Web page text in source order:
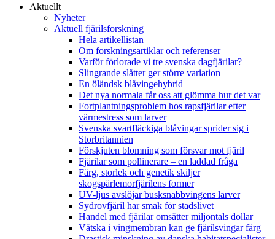
Aktuellt
Nyheter
Aktuell fjärilsforskning
Hela artikellistan
Om forskningsartiklar och referenser
Varför förlorade vi tre svenska dagfjärilar?
Slingrande slåtter ger större variation
En öländsk blåvingehybrid
Det nya normala får oss att glömma hur det var
Fortplantningsproblem hos rapsfjärilar efter
värmestress som larver
Svenska svartfläckiga blåvingar sprider sig i
Storbritannien
Förskjuten blomning som försvar mot fjäril
Fjärilar som pollinerare – en laddad fråga
Färg, storlek och genetik skiljer
skogspärlemorfjärilens former
UV-ljus avslöjar busksnabbvingens larver
Sydrovfjäril har smak för stadslivet
Handel med fjärilar omsätter miljontals dollar
Vätska i vingmembran kan ge fjärilsvingar färg